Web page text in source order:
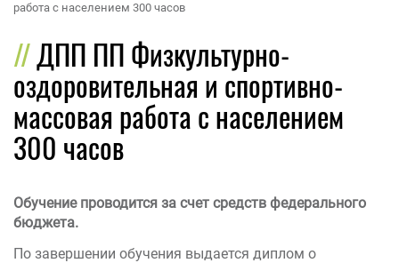
работа с населением 300 часов
ДПП ПП Физкультурно-
оздоровительная и спортивно-
массовая работа с населением
300 часов
Обучение проводится за счет средств федерального
бюджета.
По завершении обучения выдается диплом о